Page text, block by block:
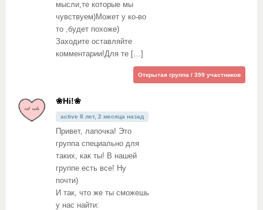
мысли,те которые мы
чувствуем)Может у ко-во
то ,будет похоже)
Заходите оставляйте
комментарии!Для те […]
Открытая группа / 399 участников
❀Hi!❀
active 8 лет, 2 месяца назад
Привет, лапочка! Это
группа специально для
таких, как ты! В нашей
группе есть все! Ну
почти)
И так, что же ты сможешь
у нас найти: